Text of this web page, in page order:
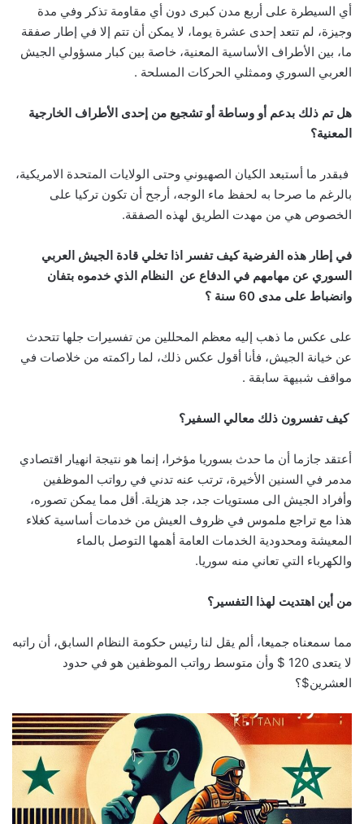
أي السيطرة على أربع مدن كبرى دون أي مقاومة تذكر وفي مدة
وجيزة، لم تتعد إحدى عشرة يوما، ‏لا يمكن أن تتم إلا في إطار صفقة
ما، بين الأطراف الأساسية المعنية، خاصة بين كبار مسؤولي الجيش
العربي السوري وممثلي الحركات المسلحة ‏.
هل تم ذلك بدعم أو وساطة أو تشجيع من إحدى الأطراف الخارجية
المعنية؟
فبقدر ما أستبعد الكيان الصهيوني وحتى الولايات المتحدة الامريكية،
بالرغم ما صرحا به لحفظ ماء الوجه، أرجح أن تكون تركيا على
الخصوص هي من مهدت الطريق لهذه الصفقة.
‏‏في إطار هذه الفرضية كيف تفسر اذا تخلي قادة الجيش العربي
السوري عن مهامهم في الدفاع عن ‏ ‏النظام الذي خدموه بتفان
وانضباط على مدى 60 سنة ؟
على عكس ما ذهب إليه معظم المحللين من تفسيرات جلها تتحدث
عن خيانة الجيش، فأنا أقول عكس ذلك، لما راكمته من خلاصات في
مواقف شبيهة سابقة .
كيف تفسرون ذلك معالي السفير؟
أعتقد جازما أن ما حدث بسوريا مؤخرا، إنما هو نتيجة انهيار اقتصادي
مدمر في السنين الأخيرة، ترتب عنه تدني في رواتب الموظفين
وأفراد الجيش الى مستويات جد، جد هزيلة. أقل مما يمكن تصوره،
هذا مع تراجع ملموس في ظروف العيش من خدمات أساسية كغلاء
المعيشة ومحدودية الخدمات العامة أهمها التوصل بالماء
والكهرباء التي تعاني منه سوريا.
من أين اهتديت لهذا التفسير؟
مما سمعناه جميعا، ألم يقل لنا رئيس حكومة النظام السابق، أن راتبه
لا يتعدى 120 $ وأن متوسط رواتب الموظفين هو في حدود
العشرين$؟ ‏